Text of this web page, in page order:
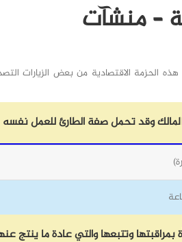
– منشآت
الحزمة الاقتصادية من بعض الزيارات
وقد تحمل صفة الطارئ للعمل نفسه